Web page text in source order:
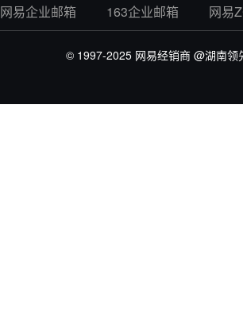
网易企业邮箱 163企业邮箱 网易
© 1997-2025 网易经销商 @湖南领